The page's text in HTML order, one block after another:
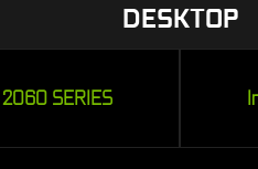
DESKTOP
SERIES